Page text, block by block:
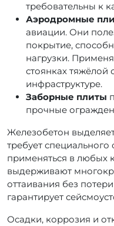
требовательны к
Аэродромные
авиации. Они
покрытие,
нагрузки.
стоянках тяжёлой
инфраструктуре.
Заборные плиты
прочные
Железобетон
требует
применяться в любых
выдерживают
оттаивания без
гарантирует
Осадки, коррозия и